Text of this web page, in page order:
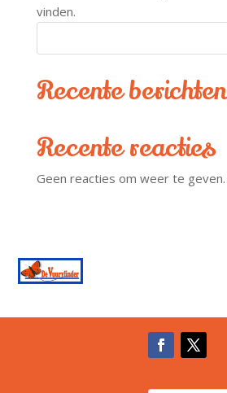
vinden.
Recente berichten
Recente reacties
Geen reacties om weer te geven.